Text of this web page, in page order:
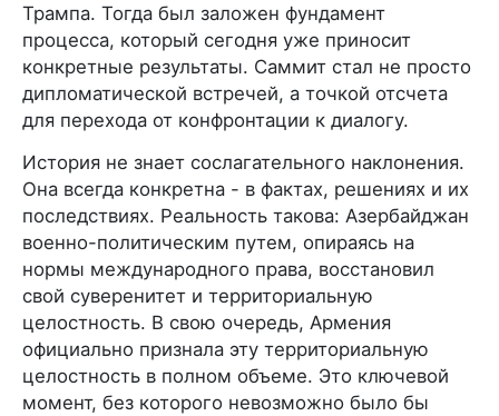
Трампа. Тогда был заложен фундамент
процесса, который сегодня уже приносит
конкретные результаты. Саммит стал не просто
дипломатической встречей, а точкой отсчета
для перехода от конфронтации к диалогу.
История не знает сослагательного наклонения.
Она всегда конкретна - в фактах, решениях и их
последствиях. Реальность такова: Азербайджан
военно-политическим путем, опираясь на
нормы международного права, восстановил
свой суверенитет и территориальную
целостность. В свою очередь, Армения
официально признала эту территориальную
целостность в полном объеме. Это ключевой
момент, без которого невозможно было бы